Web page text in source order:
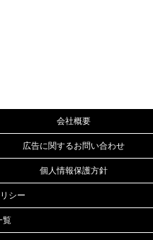
会社概要
広告に関するお問い合わせ
個人情報保護方針
シー
覧